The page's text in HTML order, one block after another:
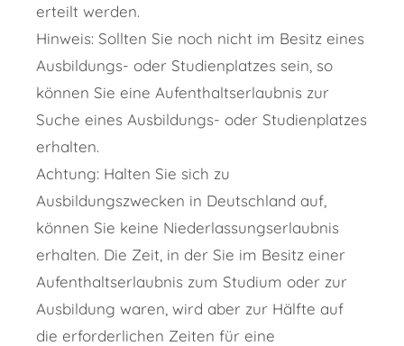
erteilt werden.
Hinweis: Sollten Sie noch nicht im Besitz eines
Ausbildungs- oder Studienplatzes sein, so
können Sie eine Aufenthaltserlaubnis zur
Suche eines Ausbildungs- oder Studienplatzes
erhalten.
Achtung: Halten Sie sich zu
Ausbildungszwecken in Deutschland auf,
können Sie keine Niederlassungserlaubnis
erhalten. Die Zeit, in der Sie im Besitz einer
Aufenthaltserlaubnis zum Studium oder zur
Ausbildung waren, wird aber zur Hälfte auf
die erforderlichen Zeiten für eine